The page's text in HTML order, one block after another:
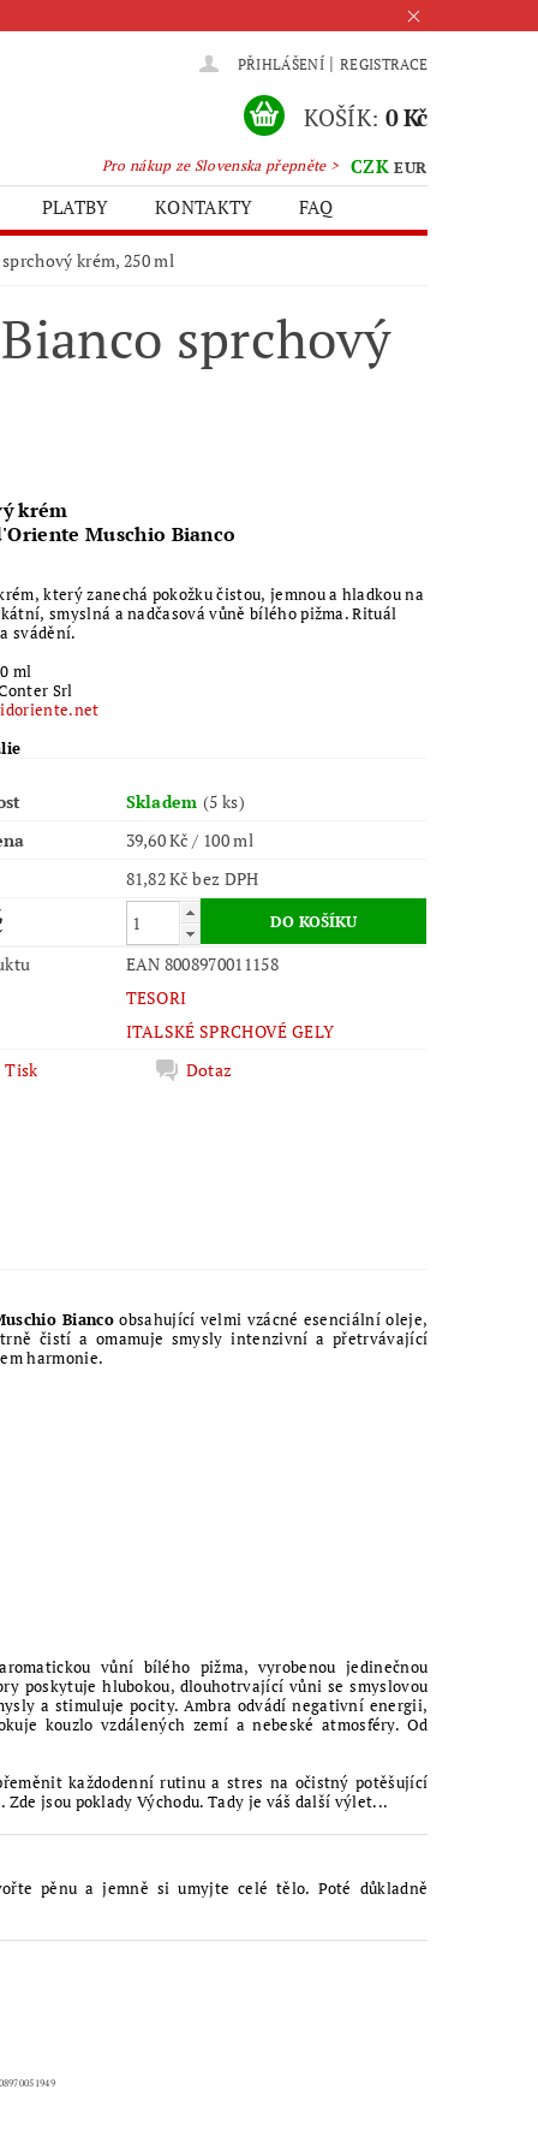
PŘIHLÁŠENÍ | REGISTRACE
Pro nákup ze Slovenska přepněte > CZK EUR
KOŠÍK: 0 Kč
PLATBY KONTAKTY FAQ
krém, 250 ml
sprchový
krém
Muschio Bianco
který zanechá pokožku čistou, jemnou a hladkou na
smyslná a nadčasová vůně bílého pižma. Rituál
svádění.
ml
Srl
Skladem(5 ks)
39,60 Kč / 100 ml
81,82 Kč bez DPH
EAN 8008970011158
TESORI
ITALSKÉ SPRCHOVÉ GELY
Tisk
Dotaz
Bianco obsahující velmi vzácné esenciální oleje,
čistí a omamuje smysly intenzivní a přetrvávající
harmonie.
vůní bílého pižma, vyrobenou jedinečnou
poskytuje hlubokou, dlouhotrvající vůni se smyslovou
a stimuluje pocity. Ambra odvádí negativní energii,
kouzlo vzdálených zemí a nebeské atmosféry. Od
každodenní rutinu a stres na očistný potěšující
jsou poklady Východu. Tady je váš další výlet...
pěnu a jemně si umyjte celé tělo. Poté důkladně